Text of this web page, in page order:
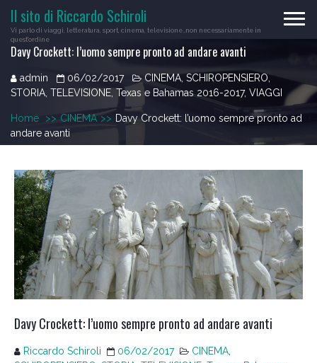
content
Il sito di Riccardo Schiroli
Vi parlo di viaggi, letteratura, sport, cinema, televisione…non necessariamente in
quest'ordine
Davy Crockett: l’uomo sempre pronto ad andare avanti
admin 06/02/2017 CINEMA SCHIROPENSIERO,
STORIA TELEVISIONE Texas e Bahamas 2016-2017, VIAGGI
Home >> CINEMA >> Davy Crockett: l’uomo sempre pronto ad
andare avanti
Davy Crockett: l’uomo sempre pronto ad andare avanti
Riccardo Schiroli 06/02/2017 CINEMA,